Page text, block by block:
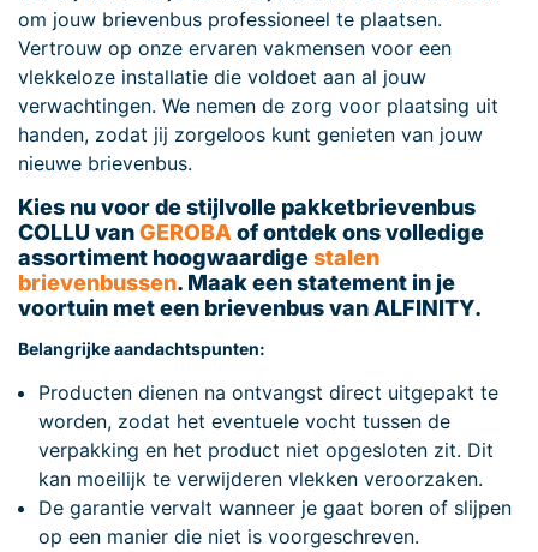
om jouw brievenbus professioneel te plaatsen.
Vertrouw op onze ervaren vakmensen voor een
vlekkeloze installatie die voldoet aan al jouw
verwachtingen. We nemen de zorg voor plaatsing uit
handen, zodat jij zorgeloos kunt genieten van jouw
nieuwe brievenbus.
Kies nu voor de stijlvolle pakketbrievenbus
COLLU vanGEROBAof ontdek ons volledige
assortiment hoogwaardigestalen
brievenbussen. Maak een statement in je
voortuin met een brievenbus van ALFINITY.
Belangrijke aandachtspunten:
Producten dienen na ontvangst direct uitgepakt te
worden, zodat het eventuele vocht tussen de
verpakking en het product niet opgesloten zit. Dit
kan moeilijk te verwijderen vlekken veroorzaken.
De garantie vervalt wanneer je gaat boren of slijpen
op een manier die niet is voorgeschreven.